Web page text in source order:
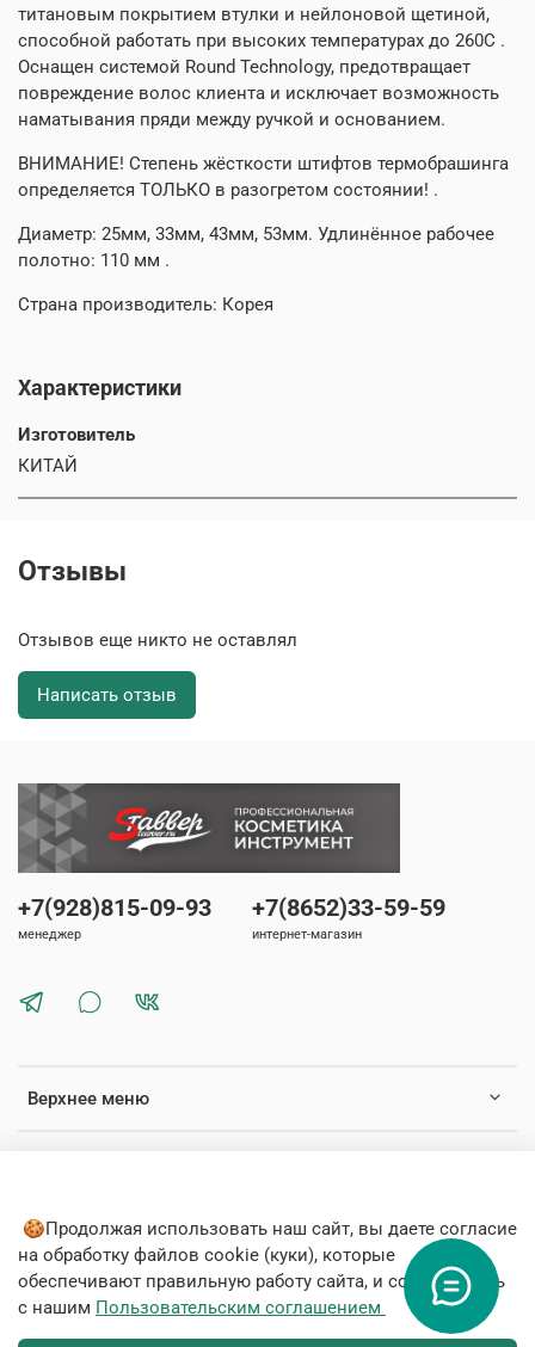
титановым покрытием втулки и нейлоновой щетиной,
способной работать при высоких температурах до 260С .
Оснащен системой Round Technology, предотвращает
повреждение волос клиента и исключает возможность
наматывания пряди между ручкой и основанием.
ВНИМАНИЕ! Степень жёсткости штифтов термобрашинга
определяется ТОЛЬКО в разогретом состоянии! .
Диаметр: 25мм, 33мм, 43мм, 53мм. Удлинённое рабочее
полотно: 110 мм .
Страна производитель: Корея
Характеристики
Изготовитель
КИТАЙ
Отзывы
Отзывов еще никто не оставлял
Написать отзыв
Верхнее меню
+7(928)815-09-93
менеджер
+7(8652)33-59-59
интернет-магазин
© 2020 Любое использование контента без письменного
🍪Продолжая использовать наш сайт, вы даете согласие
на обработку файлов cookie (куки), которые
обеспечивают правильную работу сайта, и соглашаетесь
с нашим Пользовательским соглашением